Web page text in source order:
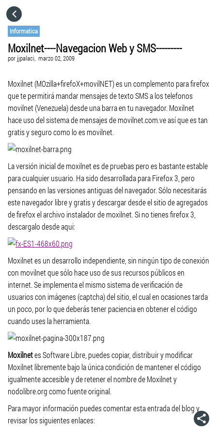
Informatica
Moxilnet----Navegacion Web y SMS---------
por jjpalaci, marzo 02, 2009
Moxilnet (MOzilla+firefoX+movilNET) es un complemento para firefox
que te permitirá mandar mensajes de texto SMS a los telefonos
movilnet (Venezuela) desde una barra en tu navegador. Moxilnet
hace uso del sistema de mensajes de movilnet.com.ve así que es tan
gratis y seguro como lo es movilnet.
La versión inicial de moxilnet es de pruebas pero es bastante estable
para cualquier usuario. Ha sido desarrollada para Firefox 3, pero
pensando en las versiones antiguas del navegador. Sólo necesitarás
este navegador libre y gratis y descargar desde el sitio de agregados
de firefox el archivo instalador de moxilnet. Si no tienes firefox 3,
descargalo desde aqui:
Moxilnet es un desarrollo independiente, sin ningún tipo de conexión
con movilnet que sólo hace uso de sus recursos públicos en
internet. Se implementa el mismo sistema de verificación de
usuarios con imágenes (captcha) del sitio, el cual en ocasiones tarda
un poco, por lo que deberás tener paciencia en obtener el código
cuando uses la herramienta.
Moxilnetes Software Libre, puedes copiar, distribuir y modificar
Moxilnet libremente bajo la única condición de mantener el código
igualmente accesible y de retener el nombre de Moxilnet y
nodolibre.org como fuente original.
Para mayor información puedes comentar esta entrada del blog y
revisar los siguientes enlaces:
CATEGORÍAS
VISITA EL SITIO WEB